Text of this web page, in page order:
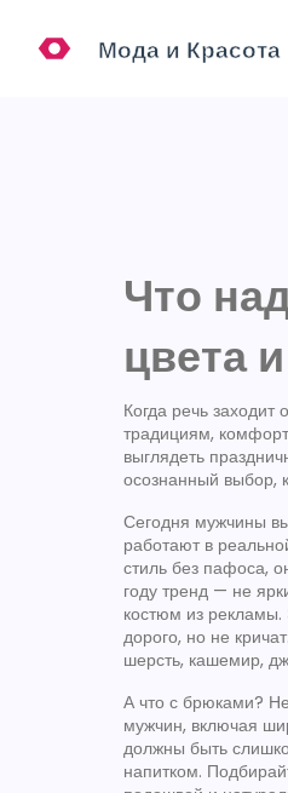
Что
цвета
Когда речь заходит о
традициям,
выглядеть
осознанный выбор,
Сегодня мужчины
работают в
стиль без пафоса,
году тренд — не
костюм из рекламы.
дорого, но не
шерсть, кашемир,
А что с брюками?
мужчин, включая
должны быть
напитком.